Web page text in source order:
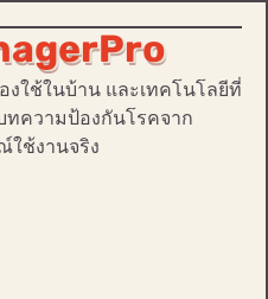
ใช้ในบ้าน และเทคโนโลยีที่
ความป้องกันโรคจาก
ใช้งานจริง